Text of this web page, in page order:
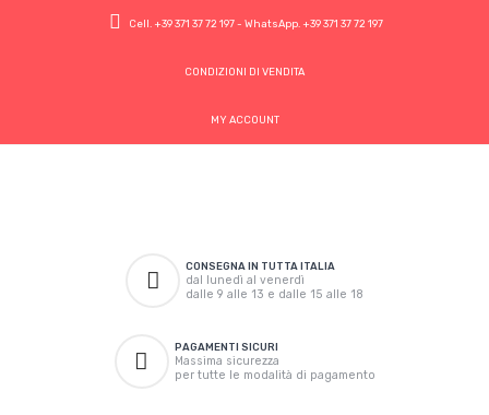
Cell. +39 371 37 72 197- WhatsApp. +39 371 37 72 197
CONDIZIONI DI VENDITA
MY ACCOUNT
CONSEGNA IN TUTTA ITALIA
dal lunedì al venerdì
dalle 9 alle 13 e dalle 15 alle 18
PAGAMENTI SICURI
Massima sicurezza
per tutte le modalità di pagamento